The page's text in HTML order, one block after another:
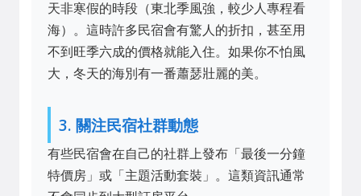
天非寒假的時段（東北季風強，較少人專程看
海）。這時許多民宿會有驚人的折扣，甚至用
不到旺季六成的價格就能入住。如果你不怕風
大，冬天的海別有一番蕭瑟壯麗的美。
3. 關注民宿社群動態
有些民宿會在自己的社群上發布「最後一分鐘
特價房」或「主題活動套裝」。這類資訊通常